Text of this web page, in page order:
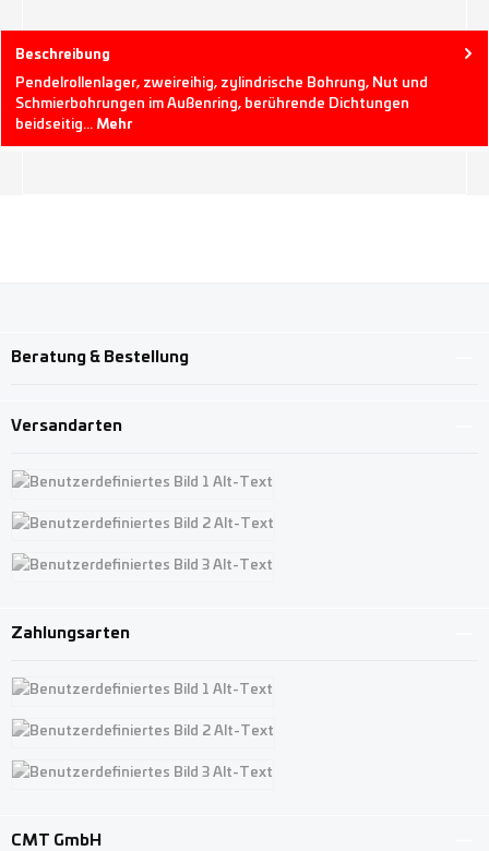
Beschreibung
Pendelrollenlager, zweireihig, zylindrische Bohrung, Nut und
Schmierbohrungen im Außenring, berührende Dichtungen
beidseitig… Mehr
Beratung & Bestellung
Versandarten
Benutzerdefiniertes Bild 1
Benutzerdefiniertes Bild 2
Zahlungsarten
Benutzerdefiniertes Bild 1
Benutzerdefiniertes Bild 2
CMT GmbH